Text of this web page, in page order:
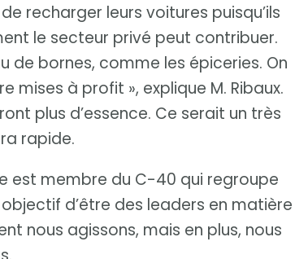
recharger leurs voitures puisqu’ils
le secteur privé peut contribuer.
de bornes, comme les épiceries. On
mises à profit », explique M. Ribaux.
plus d’essence. Ce serait un très
rapide.
est membre du C-40 qui regroupe
d’être des leaders en matière
nous agissons, mais en plus, nous